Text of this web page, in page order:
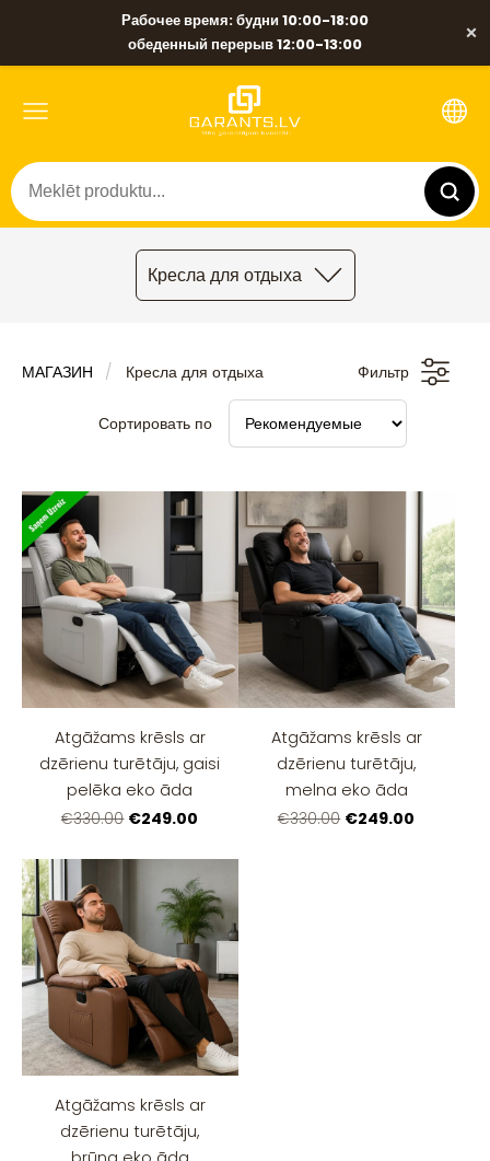
Рабочее время: будни 10:00-18:00
обеденный перерыв 12:00-13:00
×
Кресла для отдыха
МАГАЗИН Кресла для отдыха Фильтр
Сортировать по
Atgāžams krēsls ar
dzērienu turētāju, gaisi
pelēka eko āda
€330.00 €249.00
Atgāžams krēsls ar
dzērienu turētāju,
melna eko āda
€330.00 €249.00
Atgāžams krēsls ar
dzērienu turētāju,